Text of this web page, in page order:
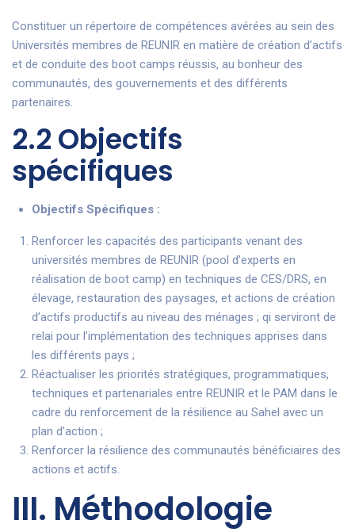
Constituer un répertoire de compétences avérées au sein des
Universités membres de REUNIR en matière de création d’actifs
et de conduite des boot camps réussis, au bonheur des
communautés, des gouvernements et des différents
partenaires.
2.2 Objectifs
spécifiques
Objectifs Spécifiques :
Renforcer les capacités des participants venant des
universités membres de REUNIR (pool d’experts en
réalisation de boot camp) en techniques de CES/DRS, en
élevage, restauration des paysages, et actions de création
d’actifs productifs au niveau des ménages ; qi serviront de
relai pour l’implémentation des techniques apprises dans
les différents pays ;
Réactualiser les priorités stratégiques, programmatiques,
techniques et partenariales entre REUNIR et le PAM dans le
cadre du renforcement de la résilience au Sahel avec un
plan d’action ;
Renforcer la résilience des communautés bénéficiaires des
actions et actifs.
III. Méthodologie